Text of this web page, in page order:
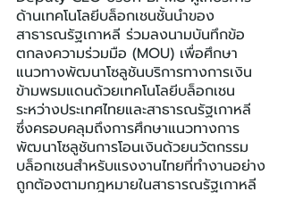
ด้านเทคโนโลยีบล็อกเชนชั้นนำของ
สาธารณรัฐเกาหลี ร่วมลงนามบันทึกข้อ
ตกลงความร่วมมือ (MOU) เพื่อศึกษา
แนวทางพัฒนาโซลูชันบริการทางการเงิน
ข้ามพรมแดนด้วยเทคโนโลยีบล็อกเชน
ระหว่างประเทศไทยและสาธารณรัฐเกาหลี
ซึ่งครอบคลุมถึงการศึกษาแนวทางการ
พัฒนาโซลูชันการโอนเงินด้วยนวัตกรรม
บล็อกเชนสำหรับแรงงานไทยที่ทำงานอย่าง
ถูกต้องตามกฎหมายในสาธารณรัฐเกาหลี